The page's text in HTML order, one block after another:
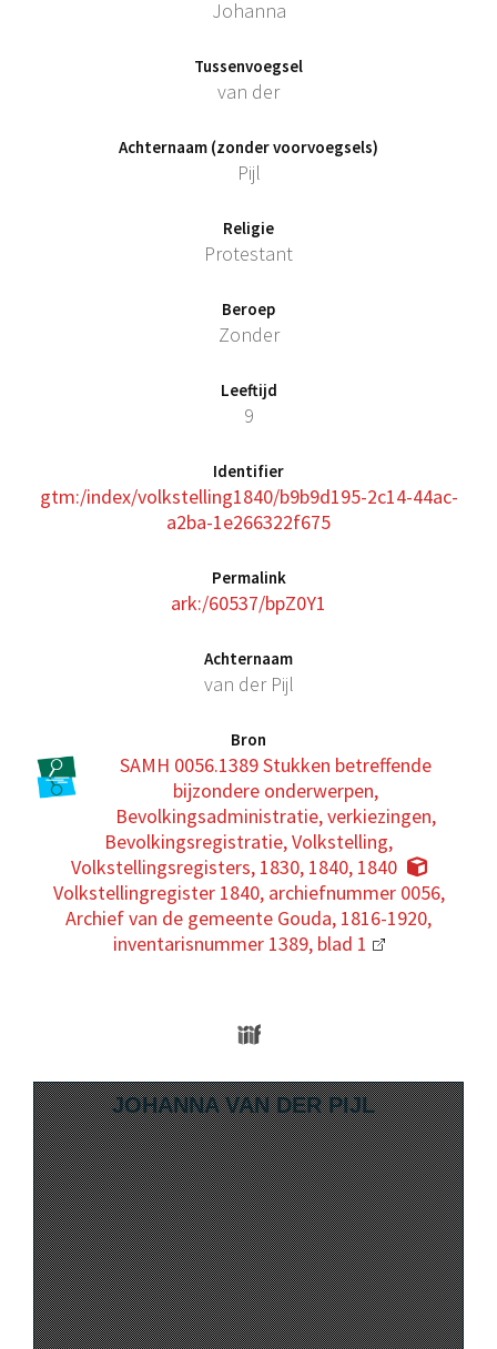
Johanna
Tussenvoegsel
van der
Achternaam (zonder voorvoegsels)
Pijl
Religie
Protestant
Beroep
Zonder
Leeftijd
9
Identifier
gtm:/index/volkstelling1840/b9b9d195-2c14-44ac-
a2ba-1e266322f675
Permalink
ark:/60537/bpZ0Y1
Achternaam
van der Pijl
Bron
SAMH 0056.1389 Stukken betreffende
bijzondere onderwerpen,
Bevolkingsadministratie, verkiezingen,
Bevolkingsregistratie, Volkstelling,
Volkstellingsregisters, 1830, 1840, 1840
Volkstellingregister 1840, archiefnummer 0056,
Archief van de gemeente Gouda, 1816-1920,
inventarisnummer 1389, blad 1
Skip to downloads and alternative
Media Viewer
JOHANNA VAN DER PIJL